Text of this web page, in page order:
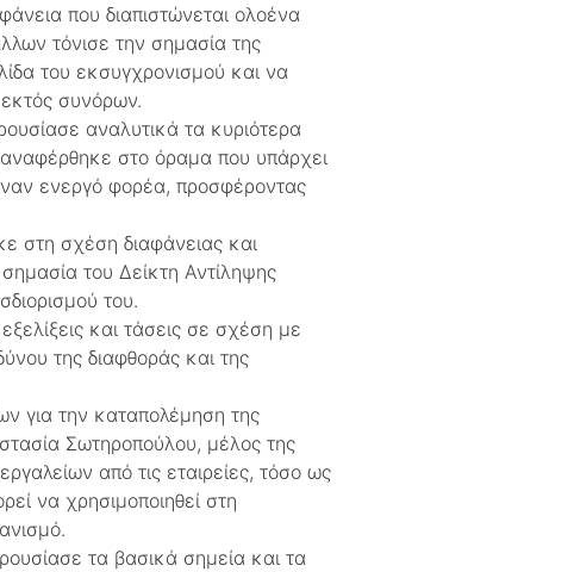
που διαπιστώνεται ολοένα
τόνισε την σημασία της
του εκσυγχρονισμού και να
συνόρων.
αναλυτικά τα κυριότερα
αναφέρθηκε στο όραμα που υπάρχει
ενεργό φορέα, προσφέροντας
στη σχέση διαφάνειας και
του Δείκτη Αντίληψης
του.
και τάσεις σε σχέση με
της διαφθοράς και της
για την καταπολέμηση της
Σωτηροπούλου, μέλος της
από τις εταιρείες, τόσο ως
να χρησιμοποιηθεί στη
τα βασικά σημεία και τα